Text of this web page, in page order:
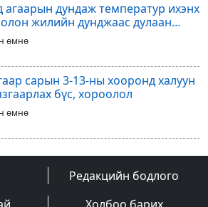
агаарын дундаж температур ихэнх
олон жилийн дунджаас дулаан
өмнө
сарын 3-13-ны хооронд халуун
бүс, хороолол
өмнө
үргээлгэх буюу засуулахад
Редакцийн бодлого